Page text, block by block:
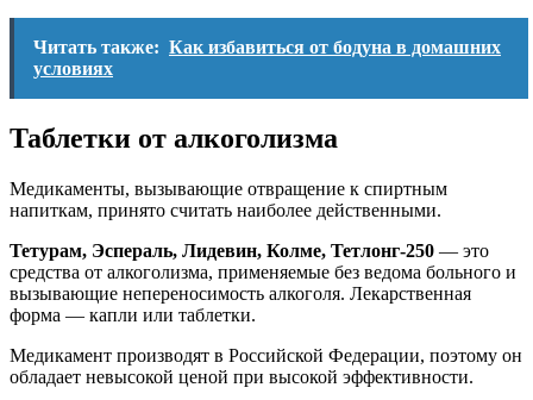
Читать также: Как избавиться от бодуна в домашних
условиях
Таблетки от алкоголизма
Медикаменты, вызывающие отвращение к спиртным
напиткам, принято считать наиболее действенными.
Тетурам, Эспераль, Лидевин, Колме, Тетлонг-250 — это
средства от алкоголизма, применяемые без ведома больного и
вызывающие непереносимость алкоголя. Лекарственная
форма — капли или таблетки.
Медикамент производят в Российской Федерации, поэтому он
обладает невысокой ценой при высокой эффективности.